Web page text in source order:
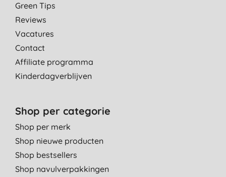
Green Tips
Reviews
Vacatures
Contact
Affiliate programma
Kinderdagverblijven
Shop per categorie
Shop per merk
Shop nieuwe producten
Shop bestsellers
Shop navulverpakkingen